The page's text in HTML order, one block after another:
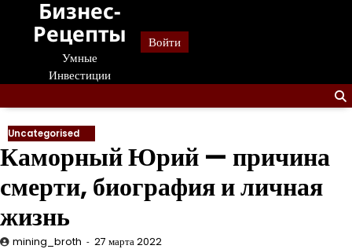
Перейти
содержанию
Бизнес-
Рецепты
Умные
Инвестиции
Войти
Uncategorised
Каморный Юрий — причина
смерти, биография и личная
жизнь
mining_broth 27 марта 2022